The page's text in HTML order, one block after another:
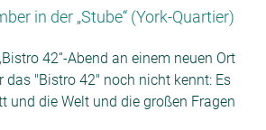
Bibelkreise
Kreatives
in der „Stube“ (York-Quartier)
42“-Abend an einem neuen Ort
das "Bistro 42" noch nicht kennt: Es
und die Welt und die großen Fragen